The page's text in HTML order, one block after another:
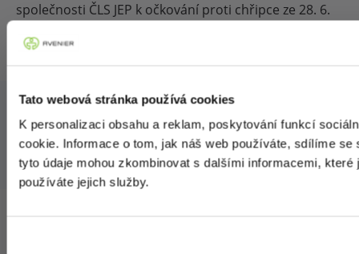
Tato webová stránka používá cookies
K personalizaci obsahu a reklam, poskytování funkcí
cookie. Informace o tom, jak náš web používáte, sdílíme
tyto údaje mohou zkombinovat s dalšími informacemi,
používáte jejich služby.
společnosti ČLS JEP k očkování proti chřipce ze 28. 6.
© 2025 Avenier a.s.
Ochrana osobních údajů|Obchodní podmínky|Reklamace| Cookies
800 11 22 33 vakciny@avenier.cz